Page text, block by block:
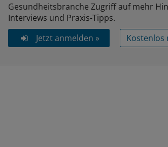
Gesundheitsbranche Zugriff auf mehr
Interviews und Praxis-Tipps.
Jetzt anmelden »
Kostenlos